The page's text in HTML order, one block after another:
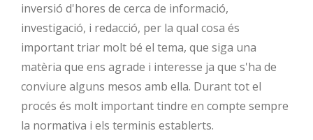
inversió d'hores de cerca de informació,
investigació, i redacció, per la qual cosa és
important triar molt bé el tema, que siga una
matèria que ens agrade i interesse ja que s'ha de
conviure alguns mesos amb ella. Durant tot el
procés és molt important tindre en compte sempre
la normativa i els terminis establerts.